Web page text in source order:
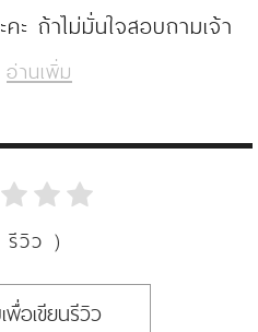
คะ ถ้าไม่มั่นใจสอบถามเจ้า
อ่านเพิ่ม
วิว )
พื่อเขียนรีวิว